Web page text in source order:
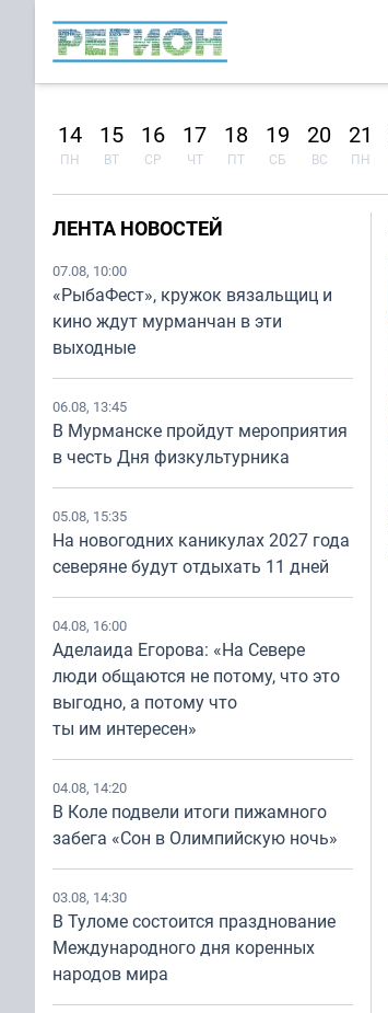
14
ПН
15
ВТ
16
СР
17
ЧТ
18
ПТ
19
СБ
20
ВС
21
ПН
ЛЕНТА НОВОСТЕЙ
07.08, 10:00
«РыбаФест», кружок вязальщиц и
кино ждут мурманчан в эти
выходные
06.08, 13:45
В Мурманске пройдут мероприятия
в честь Дня физкультурника
05.08, 15:35
На новогодних каникулах 2027 года
северяне будут отдыхать 11 дней
04.08, 16:00
Аделаида Егорова: «На Севере
люди общаются не потому, что это
выгодно, а потому что
ты им интересен»
04.08, 14:20
В Коле подвели итоги пижамного
забега «Сон в Олимпийскую ночь»
03.08, 14:30
В Туломе состоится празднование
Международного дня коренных
народов мира